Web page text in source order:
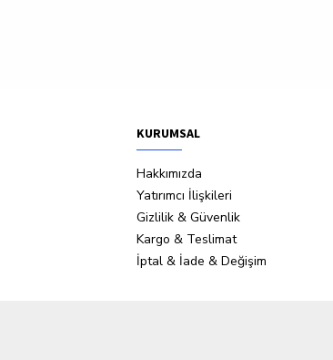
KURUMSAL
Hakkımızda
Yatırımcı İlişkileri
Gizlilik & Güvenlik
Kargo & Teslimat
İptal & İade & Değişim